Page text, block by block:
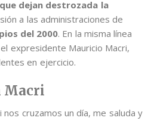
dejan destrozada la
a las administraciones de
del 2000. En la misma línea
expresidente Mauricio Macri,
en ejercicio.
Macri
cruzamos un día, me saluda y